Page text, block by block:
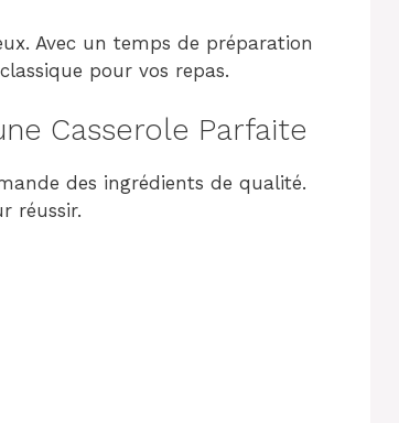
Avec un temps de préparation
pour vos repas.
Casserole Parfaite
des ingrédients de qualité.
réussir.